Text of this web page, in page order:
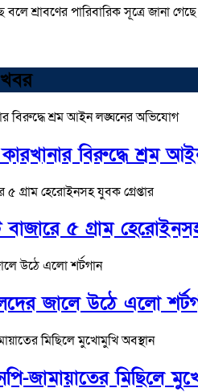
শ্রাবণের পারিবারিক সূত্রে জানা
বিরুদ্ধে শ্রম
বাজারে ৫ গ্রাম
জালে উঠে এলো
জামায়াতের মিছিলে